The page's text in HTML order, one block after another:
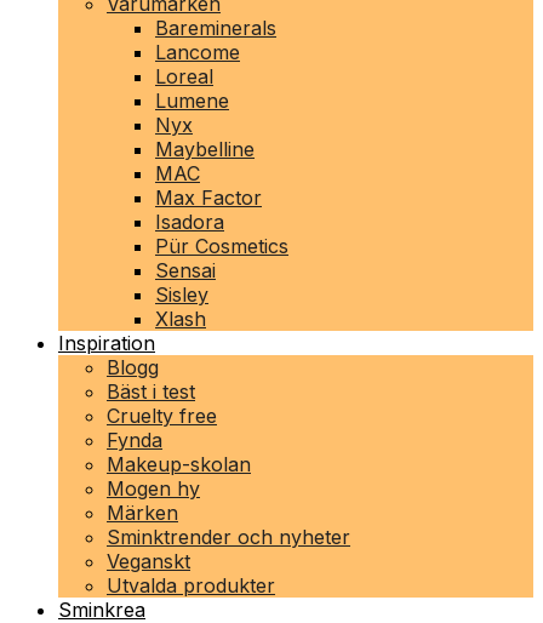
Bareminerals
Lancome
Loreal
Lumene
Nyx
Maybelline
MAC
Max Factor
Isadora
Pür Cosmetics
Sensai
Sisley
Xlash
Inspiration
Blogg
Bäst i test
Cruelty free
Fynda
Makeup-skolan
Mogen hy
Märken
Sminktrender och nyheter
Veganskt
Utvalda produkter
Sminkrea